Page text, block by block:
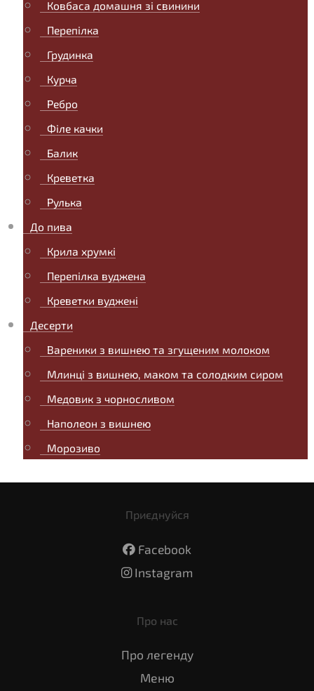
Ковбаса домашня зі свинини
Перепілка
Грудинка
Курча
Ребро
Філе качки
Балик
Креветка
Рулька
До пива
Крила хрумкі
Перепілка вуджена
Креветки вуджені
Десерти
Вареники з вишнею та згущеним молоком
Млинці з вишнею, маком та солодким сиром
Медовик з чорносливом
Наполеон з вишнею
Морозиво
Приєднуйся
Facebook
Instagram
Про нас
Про легенду
Меню